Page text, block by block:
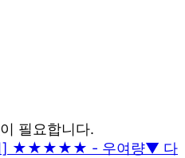
이 필요합니다.
] ★★★★★ - 우여량▼ 다